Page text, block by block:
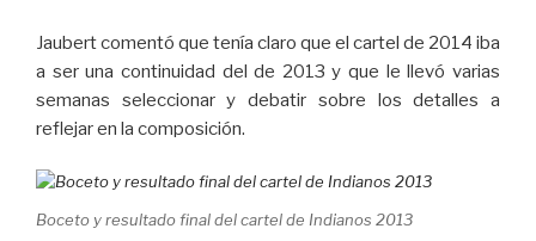
Jaubert comentó que tenía claro que el cartel de 2014 iba
a ser una continuidad del de 2013 y que le llevó varias
semanas seleccionar y debatir sobre los detalles a
reflejar en la composición.
Boceto y resultado final del cartel de Indianos 2013